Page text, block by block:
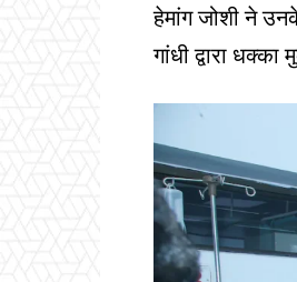
हेमांग जोशी ने
गांधी द्वारा